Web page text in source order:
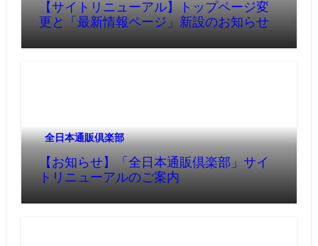
【サイトリニューアル】トップページ変
更と「最新情報ページ」新設のお知らせ
全日本通販倶楽部
【お知らせ】「全日本通販倶楽部」サイ
トリニューアルのご案内